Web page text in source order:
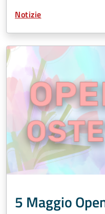
Tipo Contenuto:
Notizie
5 Maggio